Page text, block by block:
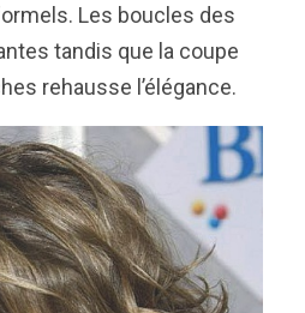
Les boucles des
tandis que la coupe
rehausse l’élégance.